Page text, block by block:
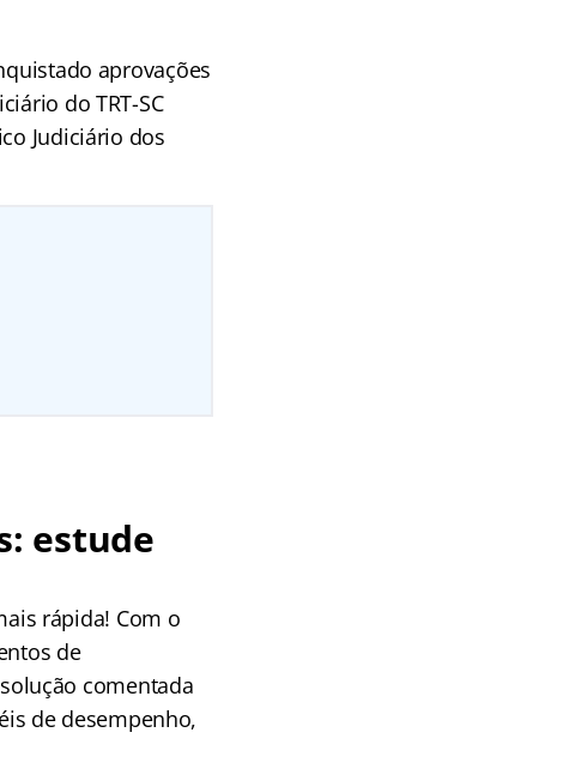
aprovações
do TRT-SC
Judiciário dos
estude
rápida! Com o
de
comentada
de desempenho,